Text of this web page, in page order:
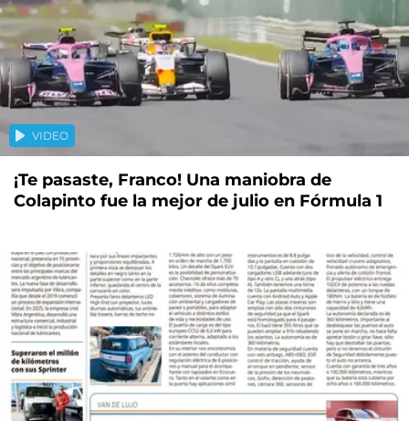
VIDEO
¡Te pasaste, Franco! Una maniobra de
Colapinto fue la mejor de julio en Fórmula 1